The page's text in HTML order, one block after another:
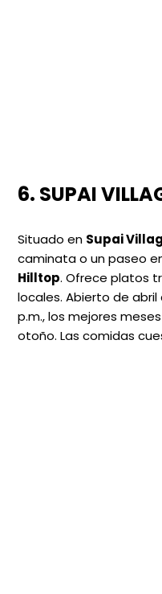
6. SUPAI
Situado en Supai
caminata o un paseo
Hilltop. Ofrece platos
locales. Abierto de abril
p.m., los mejores
otoño. Las comidas